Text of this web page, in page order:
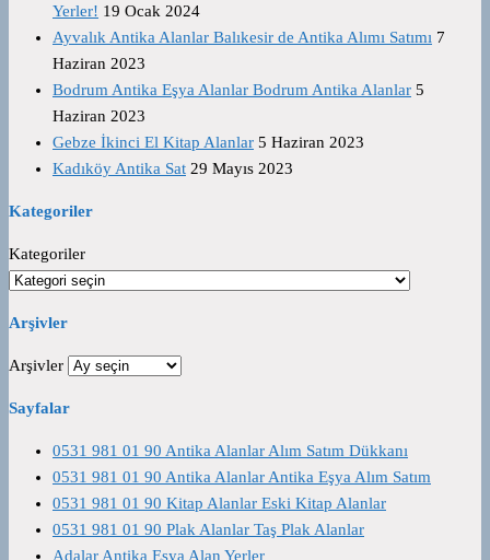
Yerler! 19 Ocak 2024
Ayvalık Antika Alanlar Balıkesir de Antika Alımı Satımı 7
Haziran 2023
Bodrum Antika Eşya Alanlar Bodrum Antika Alanlar 5
Haziran 2023
Gebze İkinci El Kitap Alanlar 5 Haziran 2023
Kadıköy Antika Sat 29 Mayıs 2023
Kategoriler
Kategoriler
Arşivler
Arşivler
Sayfalar
0531 981 01 90 Antika Alanlar Alım Satım Dükkanı
0531 981 01 90 Antika Alanlar Antika Eşya Alım Satım
0531 981 01 90 Kitap Alanlar Eski Kitap Alanlar
0531 981 01 90 Plak Alanlar Taş Plak Alanlar
Adalar Antika Eşya Alan Yerler